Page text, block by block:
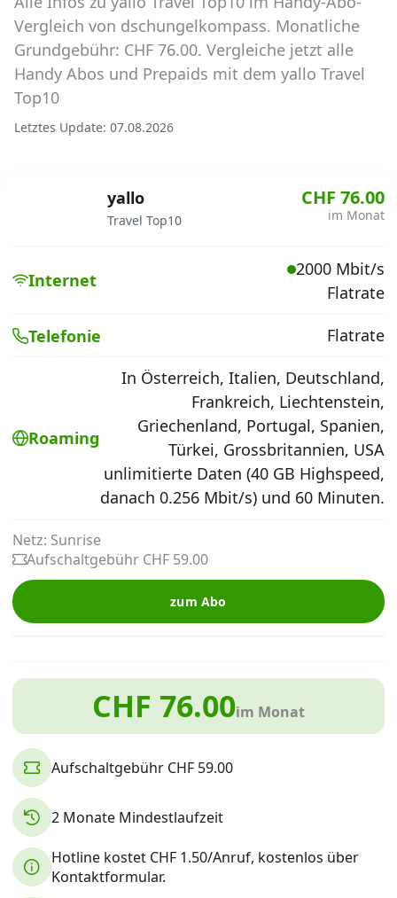
Abos für Tablets, Hotspots und Smart
Watches
Tarifrechner Handy-Abo
Alle Anbieter
Mobilfunknetz Schweiz
Handy-Abo kündigen oder
wechseln
Alle Mobile-Vergleiche
Internet, TV, Telefon
Kombi-Angebote
Über uns
Datenschutz AGB Impressum
Vergleich von dschungelkompass. Monatliche
Grundgebühr: CHF 76.00. Vergleiche jetzt alle
Handy Abos und Prepaids mit dem yallo Travel
Top10
Letztes Update: 07.08.2026
yallo
Travel Top10
CHF 76.00
im Monat
Internet
2000 Mbit/s
Flatrate
Telefonie Flatrate
Roaming
In Österreich, Italien, Deutschland,
Frankreich, Liechtenstein,
Griechenland, Portugal, Spanien,
Türkei, Grossbritannien, USA
unlimitierte Daten (40 GB Highspeed,
danach 0.256 Mbit/s) und 60 Minuten.
Netz: Sunrise
Aufschaltgebühr CHF 59.00
zum Abo
CHF 76.00im Monat
Aufschaltgebühr CHF 59.00
2 Monate Mindestlaufzeit
Hotline kostet CHF 1.50/Anruf, kostenlos über
Kontaktformular.